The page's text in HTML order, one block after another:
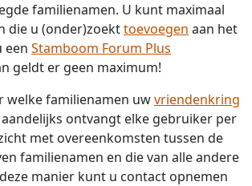
familienamen. U kunt maximaal
die u (onder)zoekttoevoegen aan het
een Stamboom Forum Plus
geldt er geen maximum!
welke familienamen uwvriendenkring
ontvangt elke gebruiker per
met overeenkomsten tussen de
familienamen en die van alle andere
manier kunt u contact opnemen